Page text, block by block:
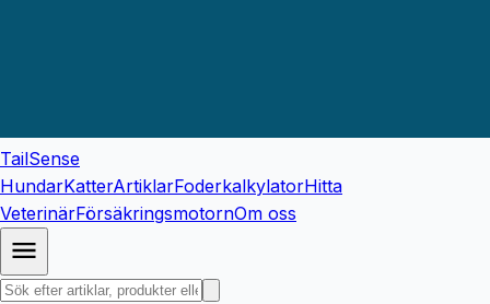
TailSense
HundarKatterArtiklarFoderkalkylatorHitta
VeterinärFörsäkringsmotornOm oss